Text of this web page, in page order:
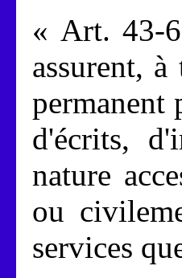
« Art. 43-
assurent,
permanent
d'écrits,
nature
ou
services